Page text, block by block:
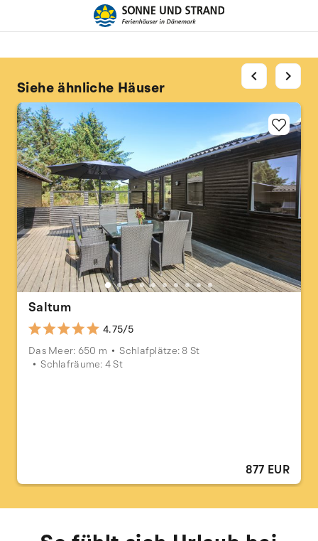
Siehe ähnliche Häuser
Saltum
4.75/5
Das Meer: 650 m
Schlafplätze: 8 St
Schlafräume: 4 St
877 EUR
chevron_left chevron_right